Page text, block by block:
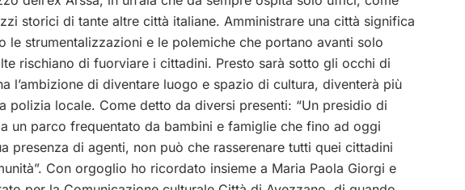
storici di tante altre città italiane. Amministrare una città significa
le strumentalizzazioni e le polemiche che portano avanti solo
rischiano di fuorviare i cittadini. Presto sarà sotto gli occhi di
l’ambizione di diventare luogo e spazio di cultura, diventerà più
polizia locale. Come detto da diversi presenti: “Un presidio di
un parco frequentato da bambini e famiglie che fino ad oggi
presenza di agenti, non può che rasserenare tutti quei cittadini
Con orgoglio ho ricordato insieme a Maria Paola Giorgi e